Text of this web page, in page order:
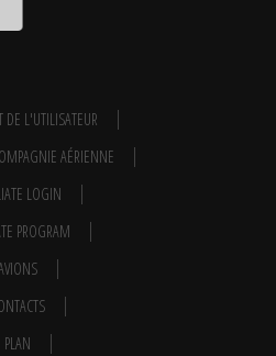
DE L'UTILISATEUR
AÉRIENNE
LOGIN
PROGRAM
PLAN